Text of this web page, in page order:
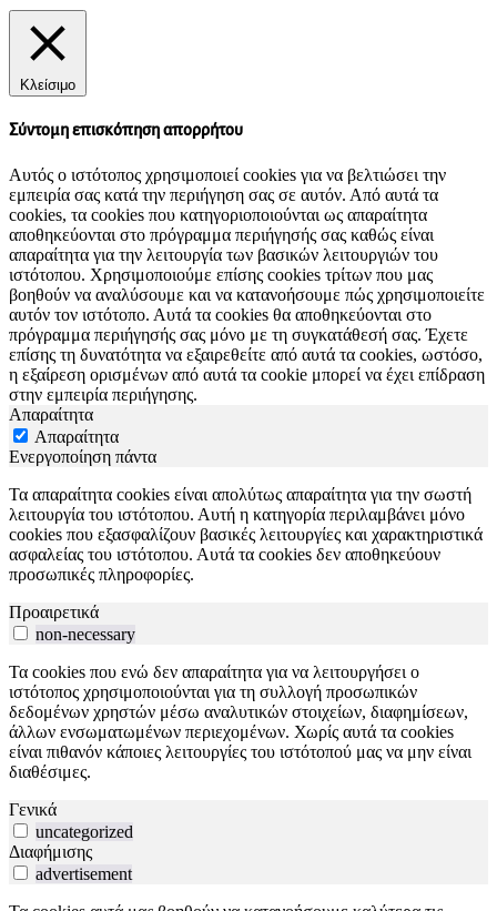
Κλείσιμο
Σύντομη επισκόπηση απορρήτου
Αυτός ο ιστότοπος χρησιμοποιεί cookies για να βελτιώσει την
εμπειρία σας κατά την περιήγηση σας σε αυτόν. Από αυτά τα
cookies, τα cookies που κατηγοριοποιούνται ως απαραίτητα
αποθηκεύονται στο πρόγραμμα περιήγησής σας καθώς είναι
απαραίτητα για την λειτουργία των βασικών λειτουργιών του
ιστότοπου. Χρησιμοποιούμε επίσης cookies τρίτων που μας
βοηθούν να αναλύσουμε και να κατανοήσουμε πώς χρησιμοποιείτε
αυτόν τον ιστότοπο. Αυτά τα cookies θα αποθηκεύονται στο
πρόγραμμα περιήγησής σας μόνο με τη συγκατάθεσή σας. Έχετε
επίσης τη δυνατότητα να εξαιρεθείτε από αυτά τα cookies, ωστόσο,
η εξαίρεση ορισμένων από αυτά τα cookie μπορεί να έχει επίδραση
στην εμπειρία περιήγησης.
Απαραίτητα
Απαραίτητα
Ενεργοποίηση πάντα
Τα απαραίτητα cookies είναι απολύτως απαραίτητα για την σωστή
λειτουργία του ιστότοπου. Αυτή η κατηγορία περιλαμβάνει μόνο
cookies που εξασφαλίζουν βασικές λειτουργίες και χαρακτηριστικά
ασφαλείας του ιστότοπου. Αυτά τα cookies δεν αποθηκεύουν
προσωπικές πληροφορίες.
Προαιρετικά
non-necessary
Τα cookies που ενώ δεν απαραίτητα για να λειτουργήσει ο
ιστότοπος χρησιμοποιούνται για τη συλλογή προσωπικών
δεδομένων χρηστών μέσω αναλυτικών στοιχείων, διαφημίσεων,
άλλων ενσωματωμένων περιεχομένων. Χωρίς αυτά τα cookies
είναι πιθανόν κάποιες λειτουργίες του ιστότοπού μας να μην είναι
διαθέσιμες.
Γενικά
uncategorized
Διαφήμισης
advertisement